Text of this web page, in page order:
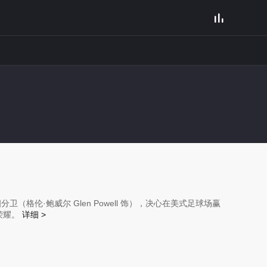

卫（格伦·鲍威尔 Glen Powell 饰），决心在美式足球场赢
。 详细 >